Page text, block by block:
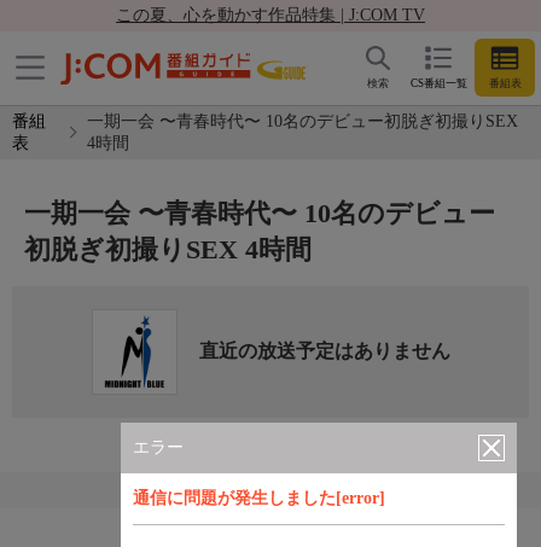
この夏、心を動かす作品特集 | J:COM TV
CS番組一覧 番組表
検索
番組
表
一期一会 〜青春時代〜 10名のデビュー初脱ぎ初撮りSEX
4時間
エラー
通信に問題が発生しました[error]
一期一会 〜青春時代〜 10名のデビュー
初脱ぎ初撮りSEX 4時間
直近の放送予定はありません